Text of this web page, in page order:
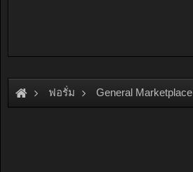
ฟอรั่ม General Marketplace